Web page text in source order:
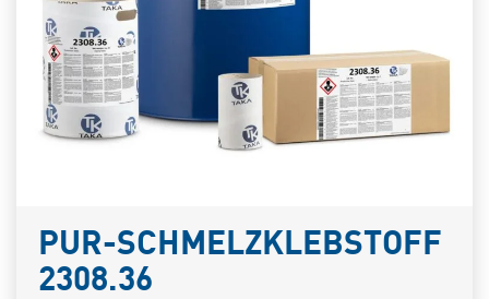
PUR-SCHMELZKLEBSTOFF
2308.36